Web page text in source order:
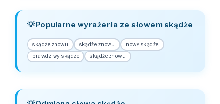
Popularne wyrażenia ze słowem skądże
skądże znowu skądże znowu
nowy skądże
prawdziwy skądże
skądże znowu